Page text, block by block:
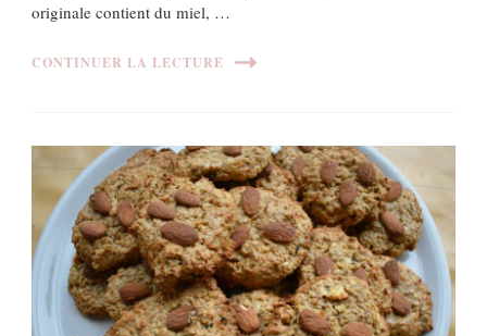
originale contient du miel, …
CONTINUER LA LECTURE